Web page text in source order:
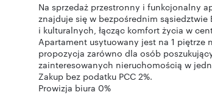
Na sprzedaż przestronny i funkcjonalny
znajduje się w bezpośrednim
i kulturalnych, łącząc komfort życia w
Apartament usytuowany jest na 1 piętrze
propozycja zarówno dla osób
zainteresowanych nieruchomością w
Zakup bez podatku PCC 2%.
Prowizja biura 0%